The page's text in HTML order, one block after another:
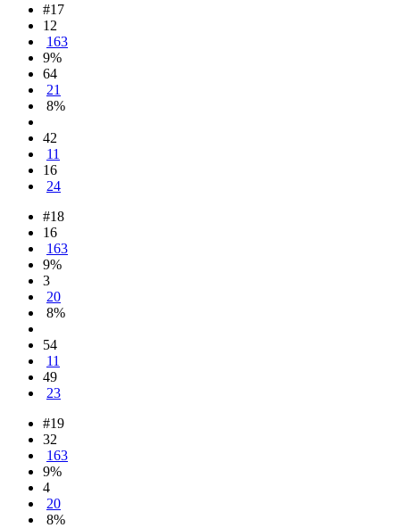
#17
12
163
9%
64
21
8%
42
11
16
24
#18
16
163
9%
3
20
8%
54
11
49
23
#19
32
163
9%
4
20
8%